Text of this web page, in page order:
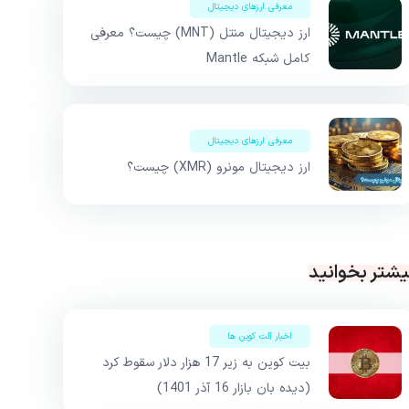
معرفی ارزهای دیجیتال
ارز دیجیتال منتل (MNT) چیست؟ معرفی
کامل شبکه Mantle
معرفی ارزهای دیجیتال
ارز دیجیتال مونرو (XMR) چیست؟
بخوانید
اخبار آلت کوین ها
بیت کوین به زیر 17 هزار دلار سقوط کرد
(دیده بان بازار 16 آذر 1401)